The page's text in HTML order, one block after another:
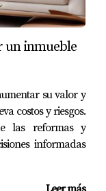
fundamental
viviendas y las
puedes hablar
la
crea un
un hogar donde
un inmueble
su valor y
costos y riesgos.
las reformas y
informadas